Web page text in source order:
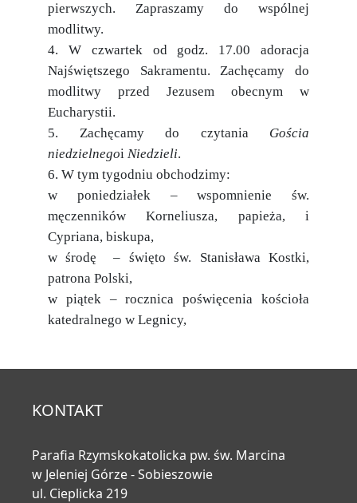
pierwszych. Zapraszamy do wspólnej
modlitwy.
4. W czwartek od godz. 17.00 adoracja
Najświętszego Sakramentu. Zachęcamy do
modlitwy przed Jezusem obecnym w
Eucharystii.
5. Zachęcamy do czytania Gościa
niedzielnegoi Niedzieli.
6. W tym tygodniu obchodzimy:
w poniedziałek – wspomnienie św.
męczenników Korneliusza, papieża, i
Cypriana, biskupa,
w środę – święto św. Stanisława Kostki,
patrona Polski,
w piątek – rocznica poświęcenia kościoła
katedralnego w Legnicy,
KONTAKT
Parafia Rzymskokatolicka pw. św. Marcina
w Jeleniej Górze - Sobieszowie
ul. Cieplicka 219